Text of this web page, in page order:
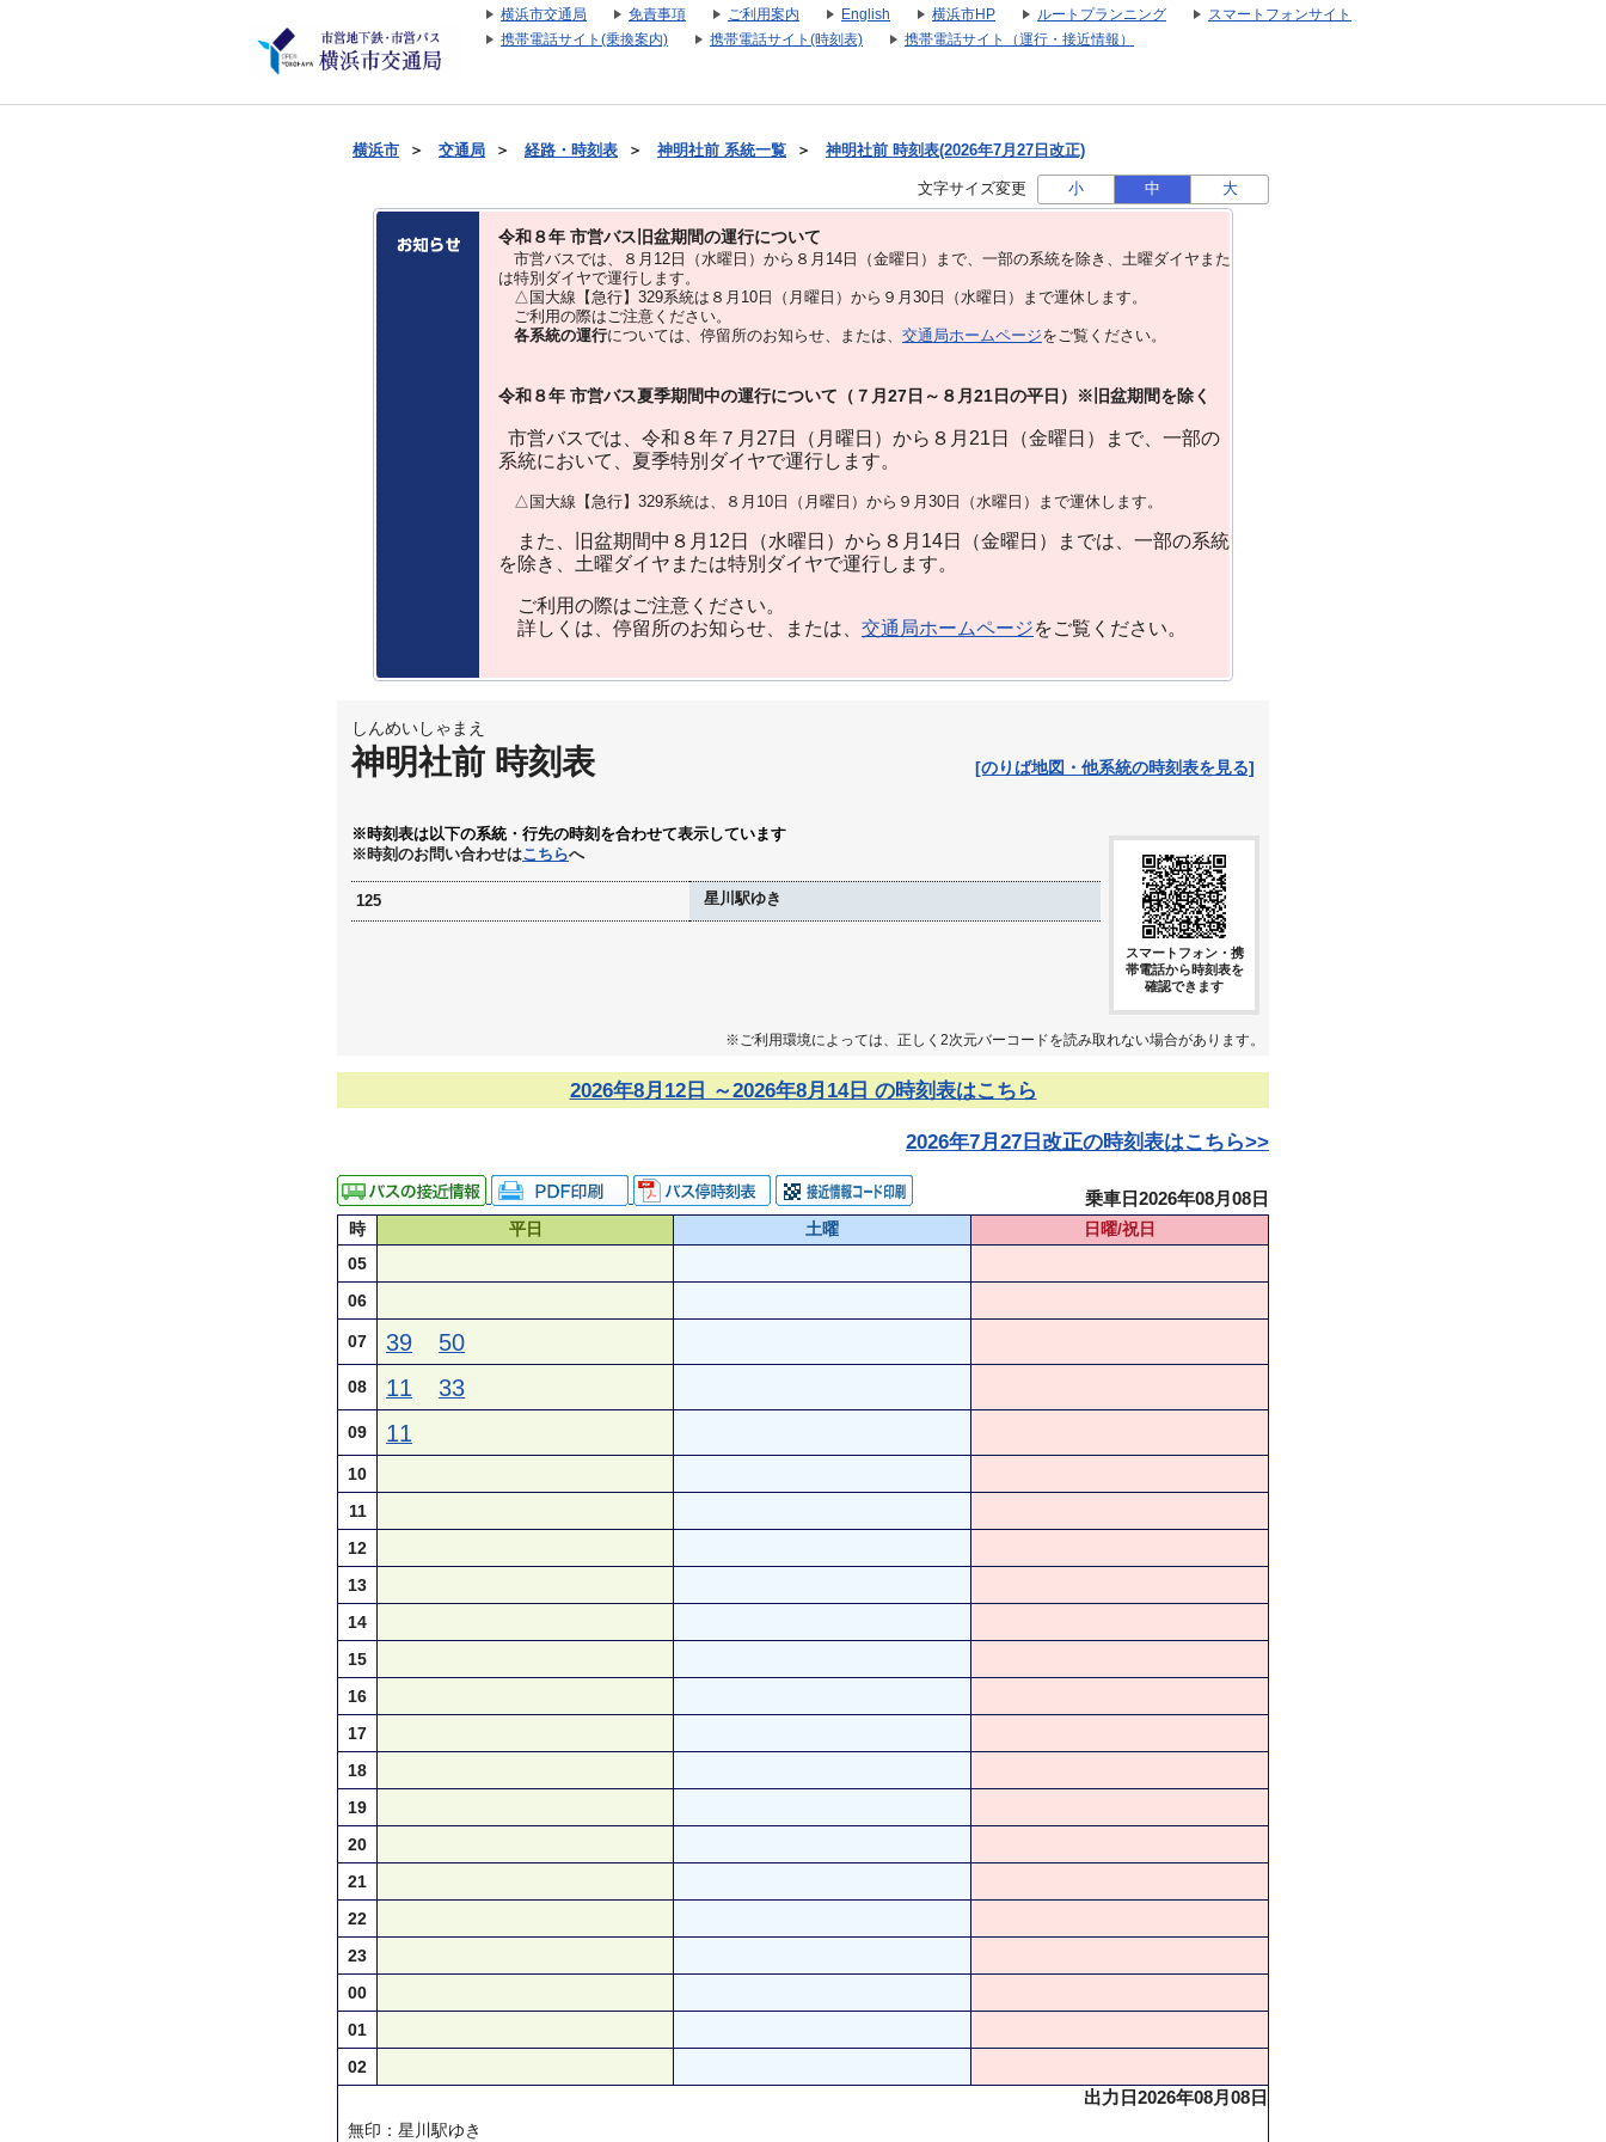
横浜市交通局 免責事項 ご利用案内 English 横浜市HP ルートプランニング
スマートフォンサイト
携帯電話サイト(乗換案内)
携帯電話サイト(時刻表) 携帯電話サイト（運行・接近情報）
横浜市 ＞ 交通局 ＞ 経路・時刻表 ＞ 神明社前 系統一覧 ＞ 神明社前 時刻表(2026年7月27日改正)
文字サイズ変更 小 中 大
令和８年 市営バス旧盆期間の運行について
市営バスでは、８⽉12⽇（水曜日）から８⽉14⽇（金曜日）まで、⼀部の系統を除き、⼟曜ダイヤまた
は特別ダイヤで運⾏します。
△国大線【急行】329系統は８月10日（月曜日）から９月30日（水曜日）まで運休します。
ご利用の際はご注意ください。
各系統の運行については、停留所のお知らせ、または、 交通局ホームページをご覧ください。
令和８年 市営バス夏季期間中の運行について（７月27日～８月21日の平日）※旧盆期間を除く
市営バスでは、令和８年７月27日（月曜日）から８月21日（金曜日）まで、一部の
系統において、夏季特別ダイヤで運行します。
△国大線【急行】329系統は、８月10日（月曜日）から９月30日（水曜日）まで運休します。
また、旧盆期間中８月12日（水曜日）から８月14日（金曜日）までは、一部の系統
を除き、土曜ダイヤまたは特別ダイヤで運行します。
ご利用の際はご注意ください。
詳しくは、停留所のお知らせ、または、 交通局ホームページをご覧ください。
しんめいしゃまえ
神明社前 時刻表 [のりば地図・他系統の時刻表を見る]
※時刻表は以下の系統・行先の時刻を合わせて表示しています
※時刻のお問い合わせはこちらへ
125 星川駅ゆき
スマートフォン・携
帯電話から時刻表を
確認できます
※ご利用環境によっては、正しく2次元バーコードを読み取れない場合があります。
2026年8月12日 ～2026年8月14日 の時刻表はこちら
2026年7月27日改正の時刻表はこちら>>
乗車日2026年08月08日
時 平日 土曜
日曜/祝日
05
06
07 39 50
08 11 33
09 11
10
11
12
13
14
15
16
17
18
19
20
21
22
23
00
01
02
出力日2026年08月08日
無印：星川駅ゆき